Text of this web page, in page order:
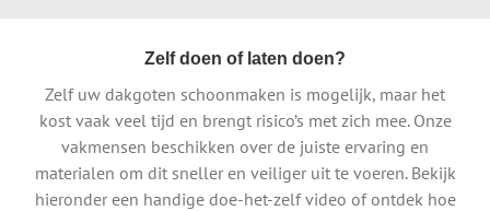
Zelf doen of laten doen?
Zelf uw dakgoten schoonmaken is mogelijk, maar het
kost vaak veel tijd en brengt risico’s met zich mee. Onze
vakmensen beschikken over de juiste ervaring en
materialen om dit sneller en veiliger uit te voeren. Bekijk
hieronder een handige doe-het-zelf video of ontdek hoe